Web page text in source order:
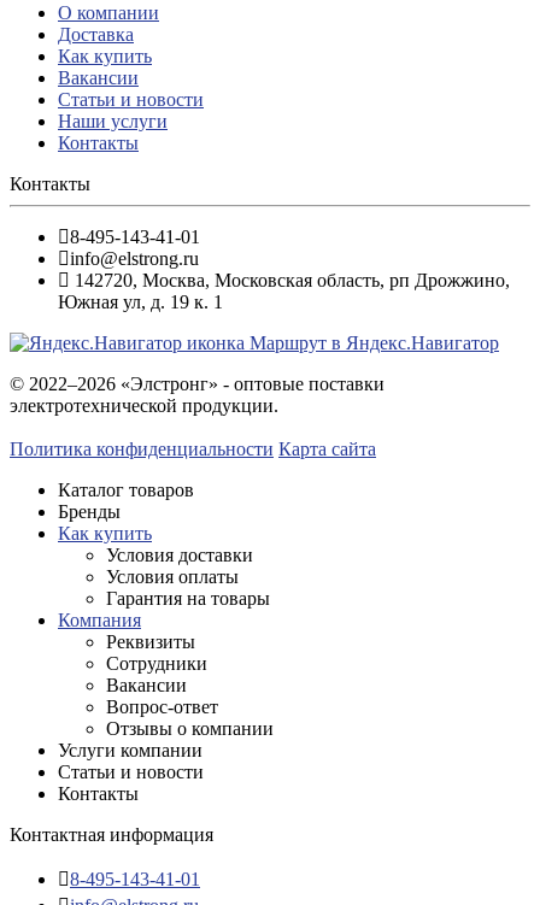
О компании
Доставка
Как купить
Вакансии
Статьи и новости
Наши услуги
Контакты
Контакты
8-495-143-41-01
info@elstrong.ru
142720, Москва, Московская область, рп Дрожжино,
Южная ул, д. 19 к. 1
Маршрут в Яндекс.Навигатор
© 2022–2026 «Элстронг» - оптовые поставки
электротехнической продукции.
Политика конфиденциальности Карта сайта
Каталог товаров
Бренды
Как купить
Условия доставки
Условия оплаты
Гарантия на товары
Компания
Реквизиты
Сотрудники
Вакансии
Вопрос-ответ
Отзывы о компании
Услуги компании
Статьи и новости
Контакты
Контактная информация
8-495-143-41-01